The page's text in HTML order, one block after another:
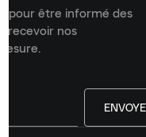
pour être informé des
recevoir nos